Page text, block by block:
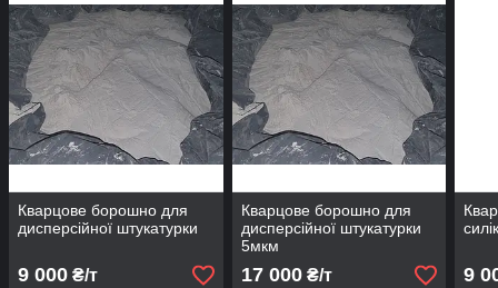
Кварцове борошно для
дисперсійної штукатурки
9 000 ₴/т
Кварцове борошно для
дисперсійної штукатурки
5мкм
17 000₴/т 9